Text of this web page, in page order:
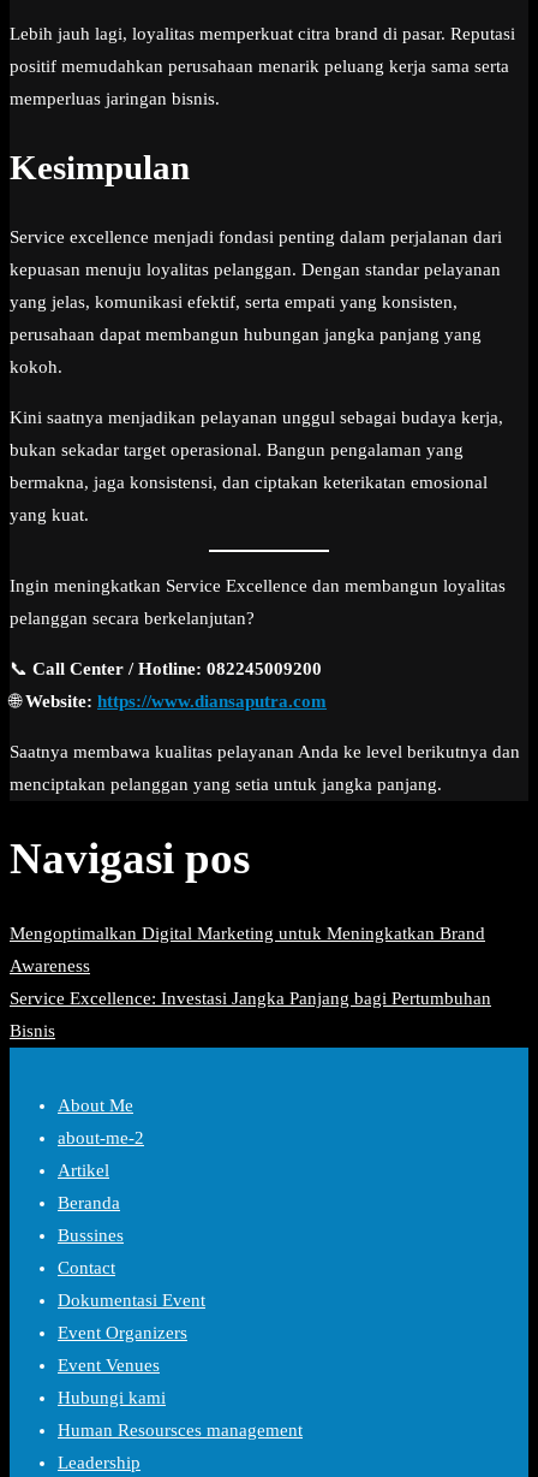
Lebih jauh lagi, loyalitas memperkuat citra brand di pasar. Reputasi
positif memudahkan perusahaan menarik peluang kerja sama serta
memperluas jaringan bisnis.
Kesimpulan
Service excellence menjadi fondasi penting dalam perjalanan dari
kepuasan menuju loyalitas pelanggan. Dengan standar pelayanan
yang jelas, komunikasi efektif, serta empati yang konsisten,
perusahaan dapat membangun hubungan jangka panjang yang
kokoh.
Kini saatnya menjadikan pelayanan unggul sebagai budaya kerja,
bukan sekadar target operasional. Bangun pengalaman yang
bermakna, jaga konsistensi, dan ciptakan keterikatan emosional
yang kuat.
Ingin meningkatkan Service Excellence dan membangun loyalitas
pelanggan secara berkelanjutan?
📞 Call Center / Hotline: 082245009200
🌐Website: https://www.diansaputra.com
Saatnya membawa kualitas pelayanan Anda ke level berikutnya dan
menciptakan pelanggan yang setia untuk jangka panjang.
Navigasi pos
Mengoptimalkan Digital Marketing untuk Meningkatkan Brand
Awareness
Service Excellence: Investasi Jangka Panjang bagi Pertumbuhan
Bisnis
About Me
about-me-2
Artikel
Beranda
Bussines
Contact
Dokumentasi Event
Event Organizers
Event Venues
Hubungi kami
Human Resoursces management
Leadership